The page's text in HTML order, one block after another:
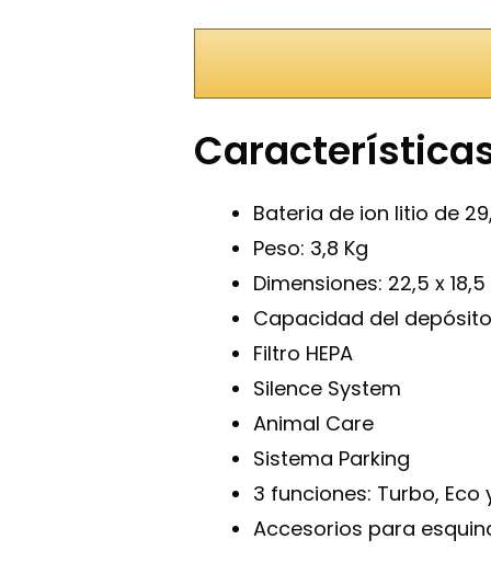
Bateria de ion litio de
Peso: 3,8 Kg
Dimensiones: 22,5 x
Capacidad del
Filtro HEPA
Silence System
Animal Care
Sistema Parking
3 funciones: Turbo, Eco
Accesorios para